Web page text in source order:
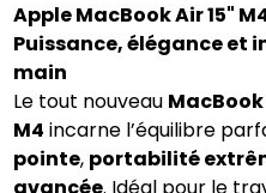
Apple MacBook Air 15"
Puissance, élégance et
main
Le tout nouveau
M4 incarne l’équilibre
pointe, portabilité